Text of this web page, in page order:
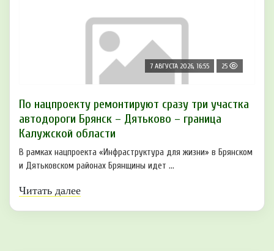
7 АВГУСТА 2026, 16:55 25
По нацпроекту ремонтируют сразу три участка
автодороги Брянск – Дятьково – граница
Калужской области
В рамках нацпроекта «Инфраструктура для жизни» в Брянском
и Дятьковском районах Брянщины идет ...
Читать далее